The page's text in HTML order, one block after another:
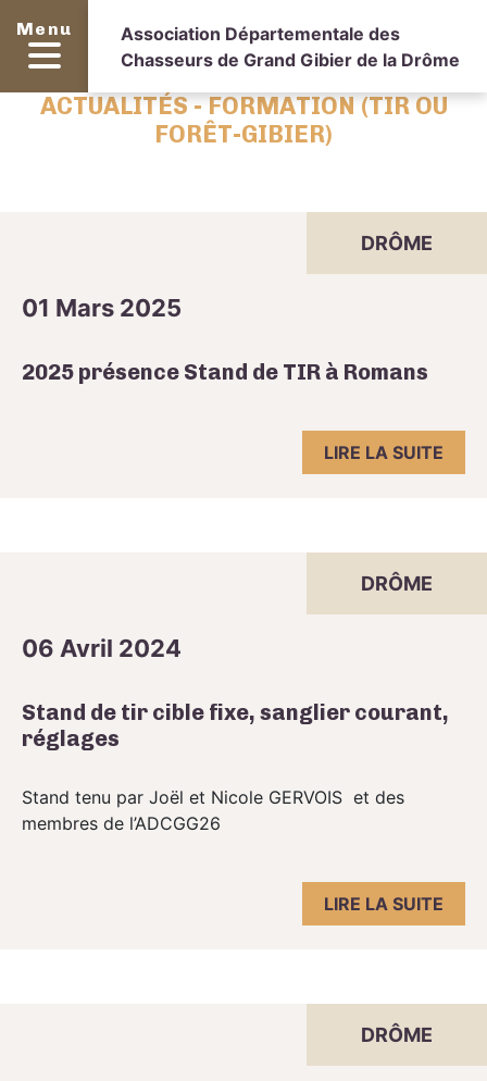
Menu
Association Départementale des
Chasseurs de Grand Gibier de la Drôme
ACTUALITÉS - FORMATION (TIR OU
FORÊT-GIBIER)
DRÔME
01 Mars 2025
2025 présence Stand de TIR à Romans
LIRE LA SUITE
DRÔME
06 Avril 2024
Stand de tir cible fixe, sanglier courant,
réglages
Stand tenu par Joël et Nicole GERVOIS et des
membres de l’ADCGG26
LIRE LA SUITE
DRÔME